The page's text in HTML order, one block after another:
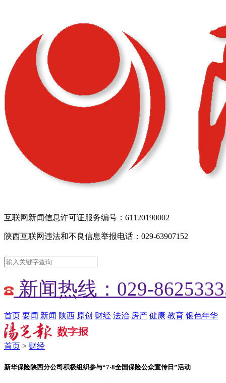
互联网新闻信息许可证服务编号：61120190002
陕西互联网违法和不良信息举报电话：029-63907152
新闻热线：029-
首页 要闻 新闻 陕西 原创 财经 法治 房产 健康 教育 银色年华
首页 > 财经
新华保险陕西分公司积极组织参与“7·8全国保险公众宣传日”活动